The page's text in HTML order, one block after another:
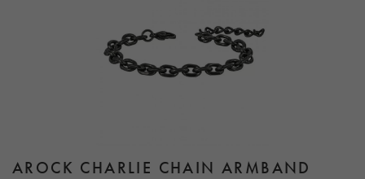
AROCK CHARLIE CHAIN ARMBAND